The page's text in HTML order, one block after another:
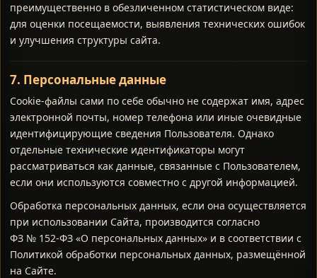
преимущественно в обезличенном статистическом виде:
для оценки посещаемости, выявления технических ошибок
и улучшения структуры сайта.
7. Персональные данные
Cookie-файлы сами по себе обычно не содержат имя, адрес
электронной почты, номер телефона или иные очевидные
идентифицирующие сведения Пользователя. Однако
отдельные технические идентификаторы могут
рассматриваться как данные, связанные с Пользователем,
если они используются совместно с другой информацией.
Обработка персональных данных, если она осуществляется
при использовании Сайта, производится согласно
ФЗ № 152‑ФЗ «О персональных данных» и в соответствии с
Политикой обработки персональных данных, размещённой
на Сайте.